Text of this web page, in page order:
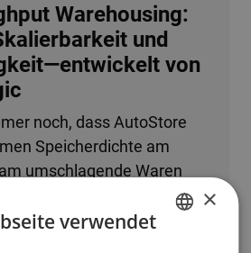
Warehousing:
und
von
noch, dass AutoStore
Speicherdichte am
umschlagende Waren
geeignet ist. Tatsache ist,
problemlos mehrere
pro Stunde
×
verwendet